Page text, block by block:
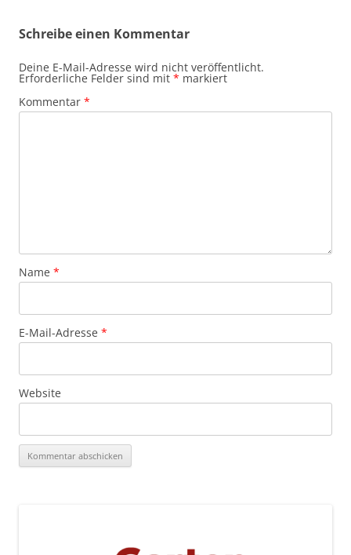
Schreibe einen Kommentar
Deine E-Mail-Adresse wird nicht veröffentlicht.
Erforderliche Felder sind mit * markiert
Kommentar *
Name *
E-Mail-Adresse *
Website